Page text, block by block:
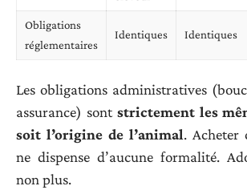
Obligations
réglementaires
Identiques Identiques
Les obligations administratives
assurance) sont strictement les
soit l’origine de l’animal. Acheter
ne dispense d’aucune formalité.
non plus.